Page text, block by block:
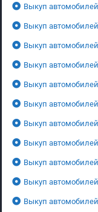
Выкуп
Выкуп
Выкуп
Выкуп
Выкуп
Выкуп
Выкуп
Выкуп
Выкуп
Выкуп
Выкуп